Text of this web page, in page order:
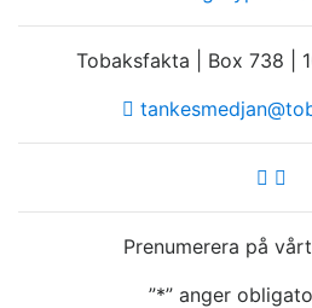
Tobaksfakta | Box 738 |
Prenumerera på
”*” anger